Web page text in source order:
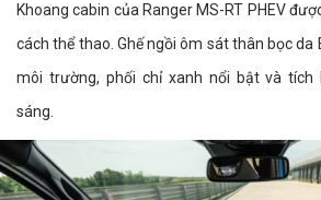
Khoang cabin của Ranger MS-RT PHEV
cách thể thao. Ghế ngồi ôm sát thân bọc da
môi trường, phối chỉ xanh nổi bật và tích
sáng.